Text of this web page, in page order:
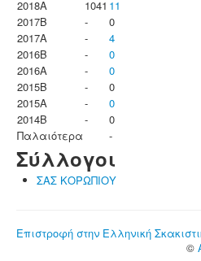
2018A
1041 11
2017B
-
0
2017A
-
4
2016B
-
0
2016A
-
0
2015B
-
0
2015A
-
0
2014B
-
0
Παλαιότερα
-
Σύλλογοι
ΣΑΣ ΚΟΡΩΠΙΟΥ
Επιστροφή στην Ελληνική
©